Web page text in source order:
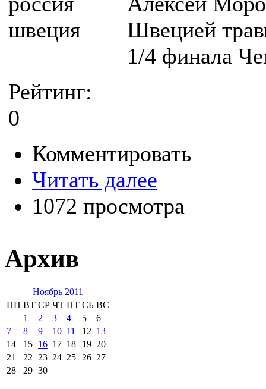
Швецией
1/4 финала
Рейтинг:
0
Комментировать
Читать далее
1072 просмотра
Архив
Ноябрь 2011
ПН ВТ СР ЧТ ПТ СБ ВС
1
2 3 4 5
6
7
8 9 10 11 12 13
14
15 16 17 18 19 20
21
22 23 24 25 26 27
28
29 30